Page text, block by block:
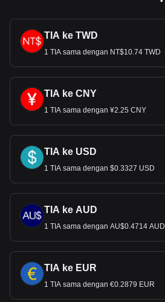
TIA ke TWD
1 TIA sama dengan NT$10.74 TWD
TIA ke CNY
1 TIA sama dengan ¥2.25 CNY
TIA ke USD
1 TIA sama dengan $0.3327 USD
TIA ke AUD
1 TIA sama dengan AU$0.4714 AUD
TIA ke EUR
1 TIA sama dengan €0.2879 EUR